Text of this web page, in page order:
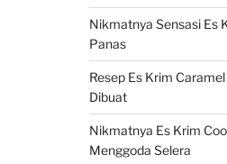
Nikmatnya Sensasi Es
Panas
Resep Es Krim
Dibuat
Nikmatnya Es Krim
Menggoda Selera